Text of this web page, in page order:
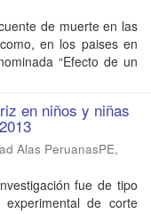
de muerte en las
en los paises en
“Efecto de un
en niños y niñas
Alas PeruanasPE,
fue de tipo
de corte